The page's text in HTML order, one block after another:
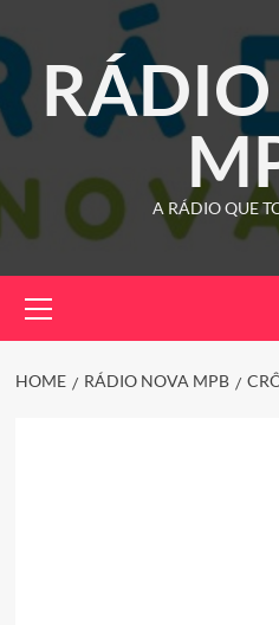
to
content
A RÁDIO QUE
Menu
HOME RÁDIO NOVA MPB